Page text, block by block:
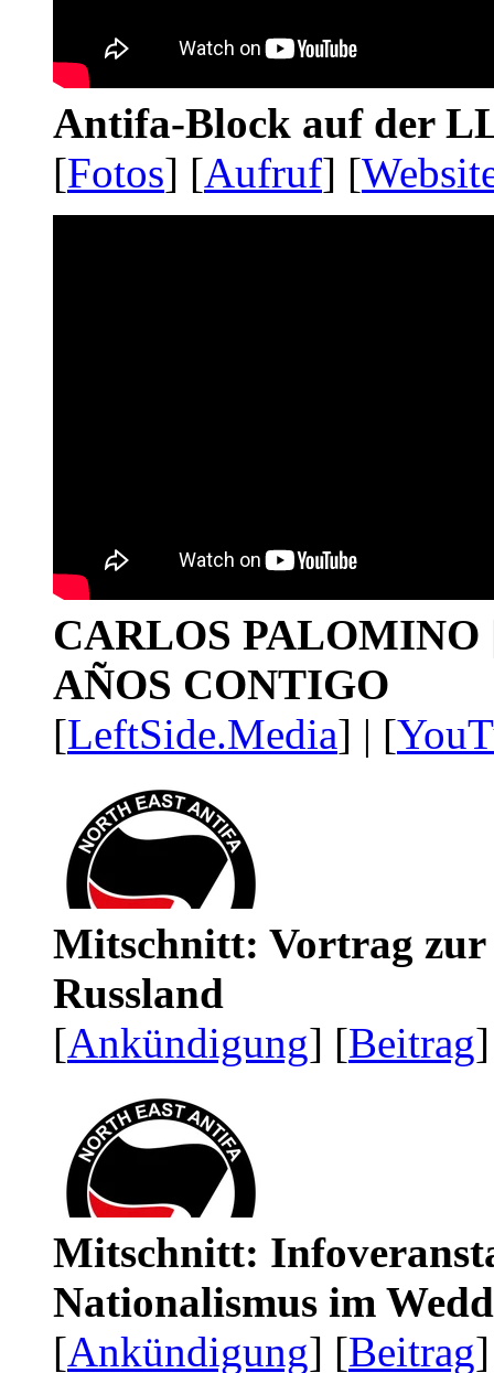
Antifa-Block auf der
[Fotos] [Aufruf] [
CARLOS PALOMINO
AÑOS CONTIGO
[LeftSide.Media] | [
Mitschnitt: Vortrag zur
Russland
[Ankündigung] [Beitrag
Mitschnitt:
Nationalismus im
[Ankündigung] [Beitrag